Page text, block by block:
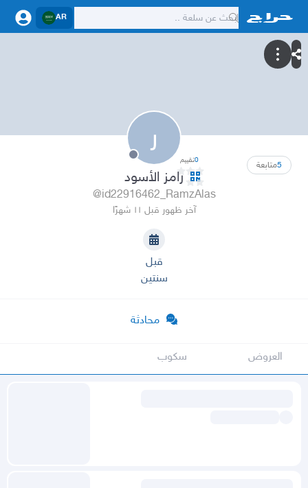
AR
ر
5متابعة 0تقييم
رامز الأسود
@id22916462_RamzAlas
آخر ظهور قبل ١١ شهرًا
قبل
سنتين
محادثة
العروض سكوب